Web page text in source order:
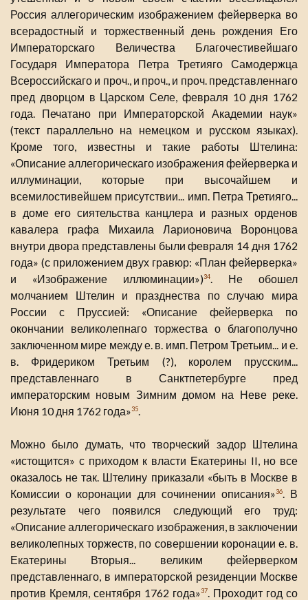
Россия аллегорическим изображением фейерверка во
всерадостный и торжественный день рождения Его
Императорскаго Величества Благочестивейшаго
Государя Императора Петра Третияго Самодержца
Всероссийскаго и проч., и проч., и проч. представленнаго
пред дворцом в Царском Селе, февраля 10 дня 1762
года. Печатано при Императорской Академии наук»
(текст параллельно на немецком и русском языках).
Кроме того, известны и такие работы Штелина:
«Описание аллегорическаго изображения фейерверка и
иллуминации, которые при высочайшем и
всемилостивейшем присутствии... имп. Петра Третияго...
в доме его сиятельства канцлера и разных орденов
кавалера графа Михаила Ларионовича Воронцова
внутри двора представлены были февраля 14 дня 1762
года» (с приложением двух гравюр: «План фейерверка»
и «Изображение иллюминации»)34. Не обошел
молчанием Штелин и празднества по случаю мира
России с Пруссией: «Описание фейерверка по
окончании великолепнаго торжества о благополучно
заключенном мире между е. в. имп. Петром Третьим... и е.
в. Фридериком Третьим (?), королем прусским...
представленнаго в Санктпетербурге пред
императорским новым Зимним домом на Неве реке.
Июня 10 дня 1762 года»35.
Можно было думать, что творческий задор Штелина
«истощится» с приходом к власти Екатерины II, но все
оказалось не так. Штелину приказали «быть в Москве в
Комиссии о коронации для сочинении описания»36. В
результате чего появился следующий его труд:
«Описание аллегорическаго изображения, в заключении
великолепных торжеств, по совершении коронации е. в.
Екатерины Вторыя... великим фейерверком
представленнаго, в императорской резиденции Москве
против Кремля, сентября 1762 года»37. Проходит год со